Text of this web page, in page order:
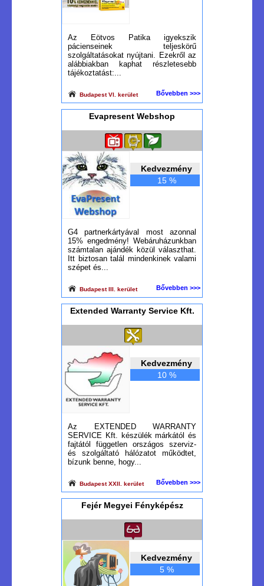
Az Eötvos Patika igyekszik
pácienseinek teljeskörű
szolgáltatásokat nyújtani. Ezekről az
alábbiakban kaphat részletesebb
tájékoztatást:...
Budapest VI. kerület Bővebben >>>
Evapresent Webshop
Kedvezmény
15 %
G4 partnerkártyával most azonnal
15% engedmény! Webáruházunkban
számtalan ajándék közül választhat.
Itt biztosan talál mindenkinek valami
szépet és...
Budapest III. kerület Bővebben >>>
Extended Warranty Service Kft.
Kedvezmény
10 %
Az EXTENDED WARRANTY
SERVICE Kft. készülék márkától és
fajtától független országos szerviz-
és szolgáltató hálózatot működtet,
bízunk benne, hogy...
Budapest XXII. kerület Bővebben >>>
Fejér Megyei Fényképész
Kedvezmény
5 %